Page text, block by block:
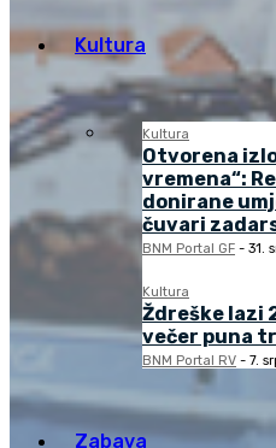
Kultura
Kultura
Otvorena
vremena“:
donirane
čuvari
BNM Portal GF - 31.
Kultura
Ždreške lazi
večer puna
BNM Portal RV - 7.
Zabava